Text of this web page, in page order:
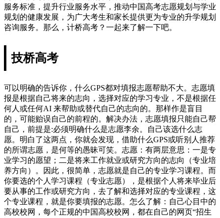
服务标准，提升行业服务水平，推动中国高考志愿规划与学业
规划的健康发展，为广大考生和家长提供更为专业的升学规划
咨询服务。那么，计桥高考？一起来了解一下吧。
技桥高考
可以明确的告诉你，什么GPS都对填报志愿帮助不大。志愿填
报是根据自己将来的志向，选择对应的学习专业，不是根据任
何人或任何AI 来帮助或替代自己的志向的。那样作是盲目
的，可能贻误自己的前程的。解决办法，志愿填报只能自己帮
自己，前提是:必须明确什么是志愿李余。自己该选什么志
愿。明白了这两点，你就会发现，借助什么GPS或听别人推荐
的所谓志愿，是何等的愚昧可笑。志愿：有两层意思：一是专
业学习的愿望；二是将来工作就业或研究方向的志向（专业培
养方向）。因此，很简单，志愿就是自己的专业学习课程。而
你要选的个人学习课程（专业志愿），是根据个人将来毕业后
要从事的工作或研究方向，去了解和选择对应的专业课程，这
个专业课程，就是你要填报的志愿。怎么了解：自己心目中的
高校校网，每个正规的中国高校校网，都在自己的网页“招生